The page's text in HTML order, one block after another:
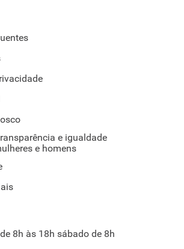
e igualdade
e homens
8h às 18h sábado de 8h